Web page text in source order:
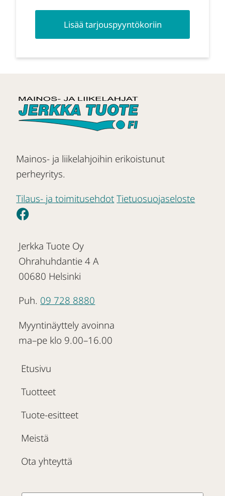
Lisää tarjouspyyntökoriin
Mainos- ja liikelahjoihin erikoistunut
perheyritys.
Tilaus- ja toimitusehdot Tietuosuojaseloste
Jerkka Tuote Oy
Ohrahuhdantie 4 A
00680 Helsinki
Puh. 09 728 8880
Myyntinäyttely avoinna
ma–pe klo 9.00–16.00
Etusivu
Tuotteet
Tuote-esitteet
Meistä
Ota yhteyttä